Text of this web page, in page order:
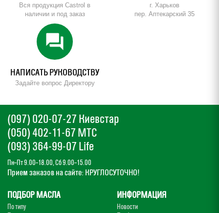
Вся продукция Castrol в
наличии и под заказ
г. Харьков
пер. Аптекарский 35
forum
НАПИСАТЬ РУКОВОДСТВУ
Задайте вопрос Директору
(097) 020-07-27 Киевстар
(050) 402-11-67 МТС
(093) 364-99-07 Life
Пн–Пт 9.00–18.00, Сб 9.00–15.00
Прием заказов на сайте: КРУГЛОСУТОЧНО!
ПОДБОР МАСЛА
По типу
ИНФОРМАЦИЯ
Новости